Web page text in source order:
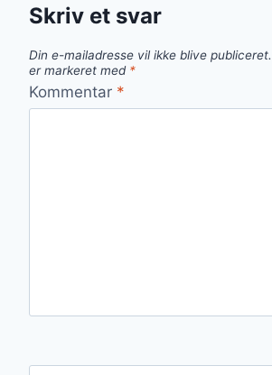
Skriv et svar
Din e-mailadresse vil ikke blive publiceret.
er markeret med *
Kommentar *